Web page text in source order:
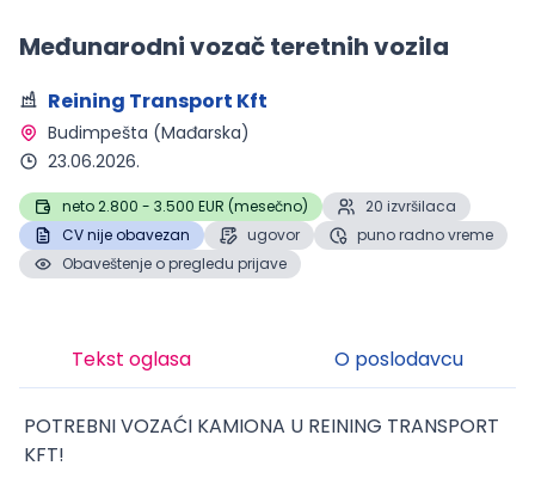
Međunarodni vozač teretnih vozila
Reining Transport Kft
Budimpešta (Mađarska)
23.06.2026.
neto 2.800 - 3.500 EUR (mesečno)
20 izvršilaca
CV nije obavezan
ugovor
puno radno vreme
Obaveštenje o pregledu prijave
Tekst oglasa O poslodavcu
POTREBNI VOZAĆI KAMIONA U REINING TRANSPORT
KFT!